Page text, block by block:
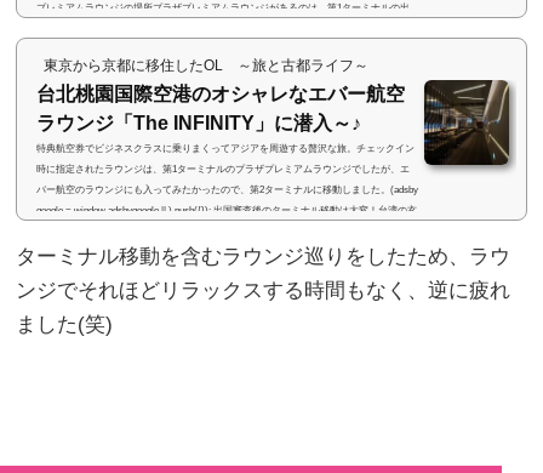
プレミアムラウンジの場所プラザプレミアムラウンジがあるのは、第1ターミナルの出
<)スタッフの方に奥に...
東京から京都に移住したOL ～旅と古都ライフ～
台北桃園国際空港のオシャレなエバー航空
ラウンジ「The INFINITY」に潜入～♪
特典航空券でビジネスクラスに乗りまくってアジアを周遊する贅沢な旅。チェックイン
時に指定されたラウンジは、第1ターミナルのプラザプレミアムラウンジでしたが、エ
バー航空のラウンジにも入ってみたかったので、第2ターミナルに移動しました。(adsby
google = window.adsbygoogle || ).push({}); 出国審査後のターミナル移動は大変！台湾の玄
動できますが、出国審査後は利用できません。インフォメーションで聞いたところ、歩
ターミナル移動を含むラウンジ巡りをしたため、ラウ
ンジでそれほどリラックスする時間もなく、逆に疲れ
ました(笑)